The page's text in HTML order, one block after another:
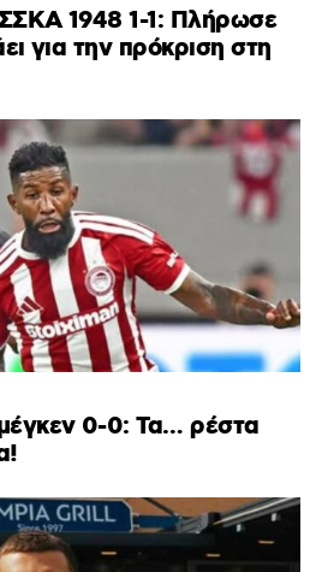
1948 1-1: Πλήρωσε
για την πρόκριση στη
0-0: Τα… ρέστα